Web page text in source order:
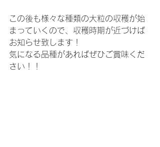
この後も様々な種類の大粒の収穫が始
まっていくので、収穫時期が近づけば
お知らせ致します！
気になる品種があればぜひご賞味くだ
さい！！